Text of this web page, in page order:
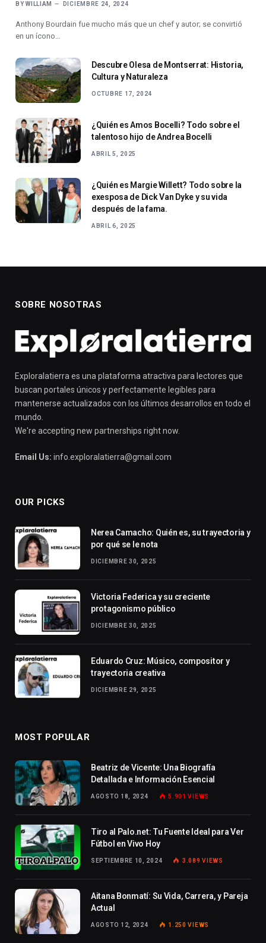
BY WILLIAM DICIEMBRE 24, 2024
Anthony Bourdain fue mucho más que un chef y autor; se convirtió
en un ícono…
Descubre Olesa de Montserrat: Historia,
Cultura y Naturaleza
OCTUBRE 17, 2024
¿Quién es Amos Bocelli? Todo sobre el
talentoso hijo de Andrea Bocelli
ABRIL 5, 2025
¿Quién es Margie Willett? Todo sobre la
exesposa de Dick Van Dyke y su vida
después de la fama.
ABRIL 6, 2025
SOBRE NOSOTRAS
Exploralatierra es una plataforma atractiva para lectores que
buscan portales únicos y perfectamente legibles para
mantenerse actualizados con los últimos desarrollos en todo el
mundo.
We're accepting new partnerships right now.
Email Us: info.exploralatierra@gmail.com
OUR PICKS
Nerea Camacho: Quién es, su trayectoria y
por qué se le nota
DICIEMBRE 30, 2025
Victoria Federica y su creciente
protagonismo público
DICIEMBRE 30, 2025
Eduardo Cruz: Músico, compositor y
trayectoria creativa
DICIEMBRE 29, 2025
MOST POPULAR
Beatriz de Vicente: Una Biografía
Detallada e Información Esencial
AGOSTO 18, 2024 5.901VIEWS
Tiro al Palo.net: Tu Fuente Ideal para Ver
Fútbol en Vivo Hoy
SEPTIEMBRE 10, 2024 3.089VIEWS
Aitana Bonmatí: Su Vida, Carrera, y Pareja
Actual
AGOSTO 12, 2024 1.250VIEWS